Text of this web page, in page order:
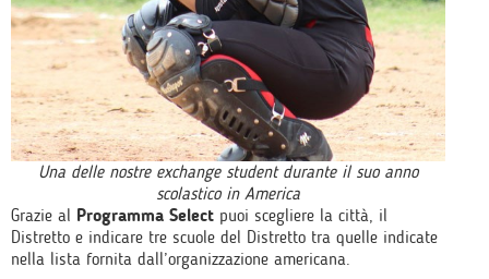
Una delle nostre exchange student durante il suo anno
scolastico in America
Grazie al Programma Select puoi scegliere la città, il
Distretto e indicare tre scuole del Distretto tra quelle indicate
nella lista fornita dall’organizzazione americana.